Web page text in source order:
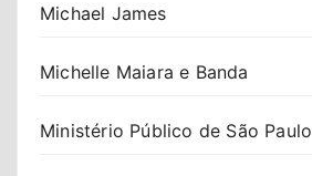
Michael James
Michelle Maiara e Banda
Ministério Público de São Paulo